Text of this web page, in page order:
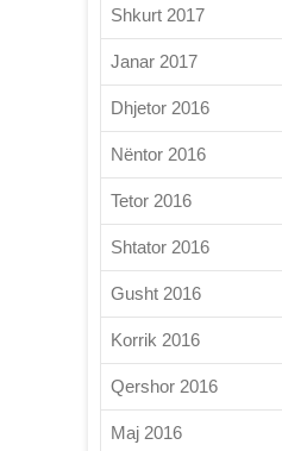
Shkurt 2017
Janar 2017
Dhjetor 2016
Nëntor 2016
Tetor 2016
Shtator 2016
Gusht 2016
Korrik 2016
Qershor 2016
Maj 2016